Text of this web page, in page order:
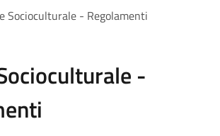
Socioculturale - Regolamenti
-